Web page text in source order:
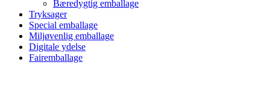
Bæredygtig emballage
Tryksager
Special emballage
Miljøvenlig emballage
Digitale ydelse
Fairemballage